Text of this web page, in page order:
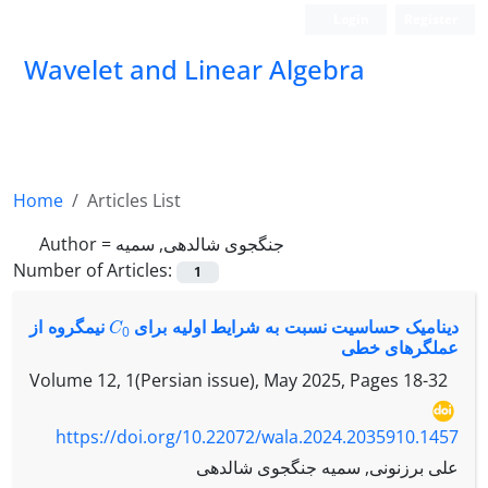
Wavelet and Linear Algebra
Home
Articles List
Author = جنگجوی شالدهی, سمیه
Number of Articles:
1
دینامیک حساسیت نسبت به شرایط اولیه برای C0 نیمگروه از
عملگرهای خطی
Volume 12, 1(Persian issue), May 2025, Pages 18-32
https://doi.org/10.22072/wala.2024.2035910.1457
علی برزنونی, سمیه جنگجوی شالدهی